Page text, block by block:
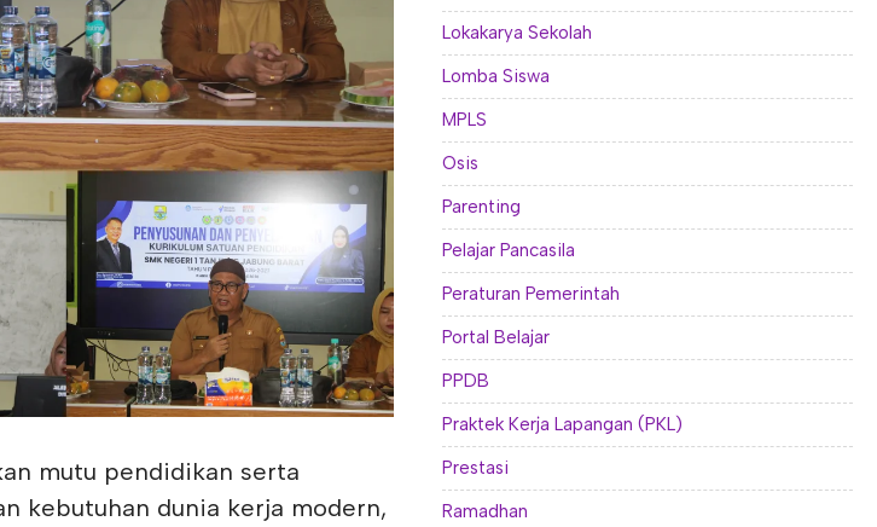
mutu pendidikan serta
kebutuhan dunia kerja modern,
Lokakarya Sekolah
Lomba Siswa
MPLS
Osis
Parenting
Pelajar Pancasila
Peraturan Pemerintah
Portal Belajar
PPDB
Praktek Kerja Lapangan (PKL)
Prestasi
Ramadhan